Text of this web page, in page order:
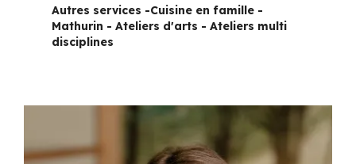
Autres services -Cuisine en famille -
Mathurin - Ateliers d'arts - Ateliers multi
disciplines